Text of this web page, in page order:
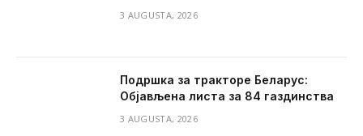
3 AUGUSTA, 2026
Подршка за тракторе Беларус:
Објављена листа за 84 газдинства
3 AUGUSTA, 2026